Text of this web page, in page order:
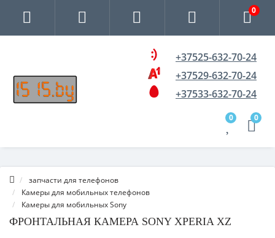
0
+37525-632-70-24
+37529-632-70-24
+37533-632-70-24
0 0
запчасти для телефонов
Камеры для мобильных телефонов
Камеры для мобильных Sony
ФРОНТАЛЬНАЯ КАМЕРА SONY XPERIA XZ